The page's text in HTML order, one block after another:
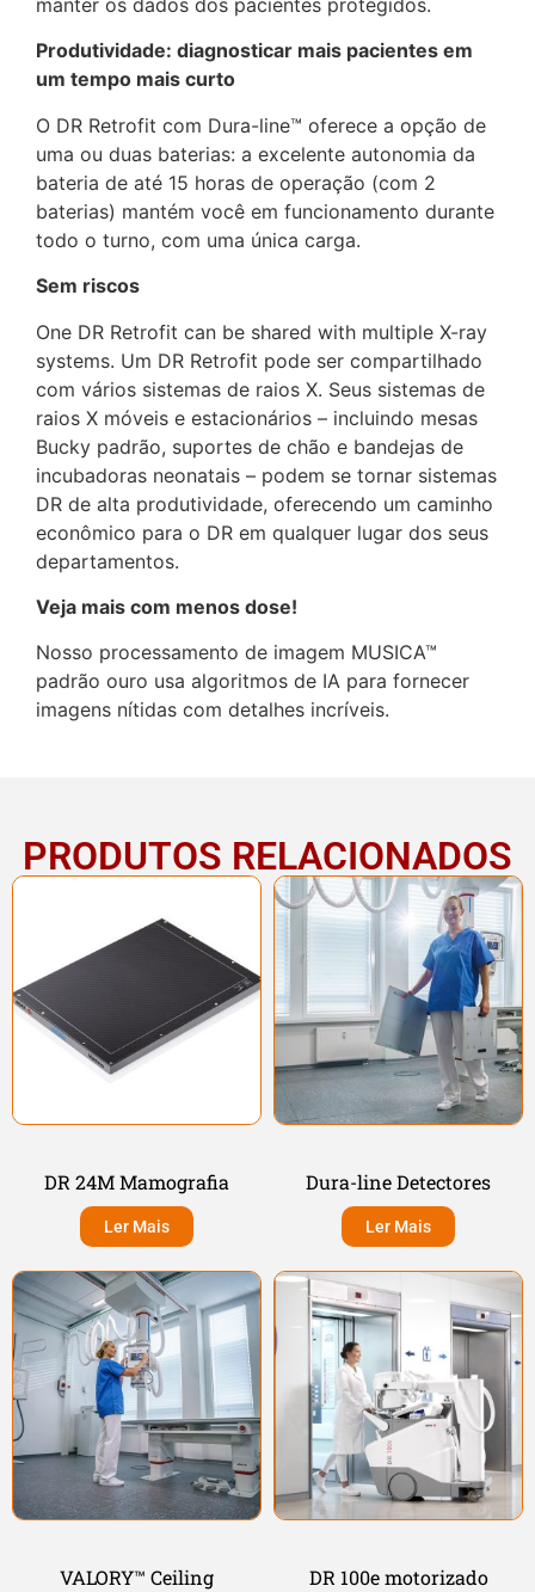
Produtividade: diagnosticar mais pacientes em
um tempo mais curto
O DR Retrofit com Dura-line™ oferece a opção de
uma ou duas baterias: a excelente autonomia da
bateria de até 15 horas de operação (com 2
baterias) mantém você em funcionamento durante
todo o turno, com uma única carga.
Sem riscos
One DR Retrofit can be shared with multiple X-ray
systems. Um DR Retrofit pode ser compartilhado
com vários sistemas de raios X. Seus sistemas de
raios X móveis e estacionários – incluindo mesas
Bucky padrão, suportes de chão e bandejas de
incubadoras neonatais – podem se tornar sistemas
DR de alta produtividade, oferecendo um caminho
econômico para o DR em qualquer lugar dos seus
departamentos.
Veja mais com menos dose!
Nosso processamento de imagem MUSICA™
padrão ouro usa algoritmos de IA para fornecer
imagens nítidas com detalhes incríveis.
PRODUTOS RELACIONADOS
DR 24M Mamografia
Ler Mais
Dura-line Detectores
Ler Mais
VALORY™ Ceiling DR 100e motorizado